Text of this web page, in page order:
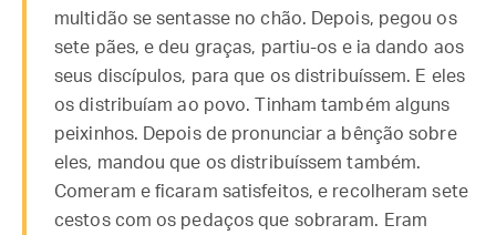
multidão se sentasse no chão. Depois, pegou os
sete pães, e deu graças, partiu-os e ia dando aos
seus discípulos, para que os distribuíssem. E eles
os distribuíam ao povo. Tinham também alguns
peixinhos. Depois de pronunciar a bênção sobre
eles, mandou que os distribuíssem também.
Comeram e ficaram satisfeitos, e recolheram sete
cestos com os pedaços que sobraram. Eram